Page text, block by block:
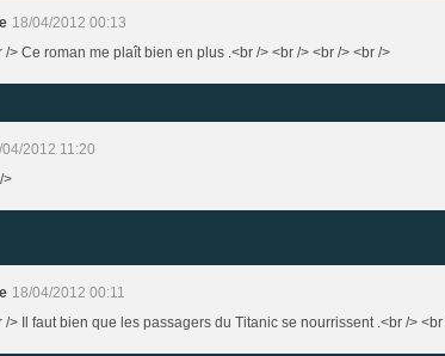
18/04/2012 00:13
/> Ce roman me plaît bien en plus .<br /> <br /> <br /> <br />
04/2012 11:20
>
18/04/2012 00:11
/> Il faut bien que les passagers du Titanic se nourrissent .<br /> <br